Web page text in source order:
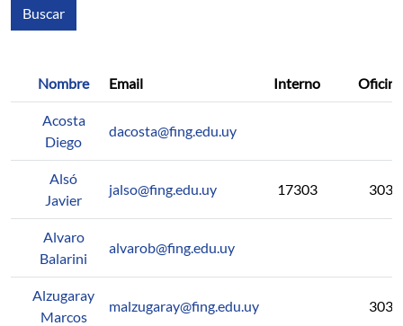
Nombre Email Interno Oficina
Acosta
Diego
dacosta@fing.edu.uy
Alsó
Javier
jalso@fing.edu.uy 17303 303
Alvaro
Balarini
alvarob@fing.edu.uy
Alzugaray
Marcos
malzugaray@fing.edu.uy 303